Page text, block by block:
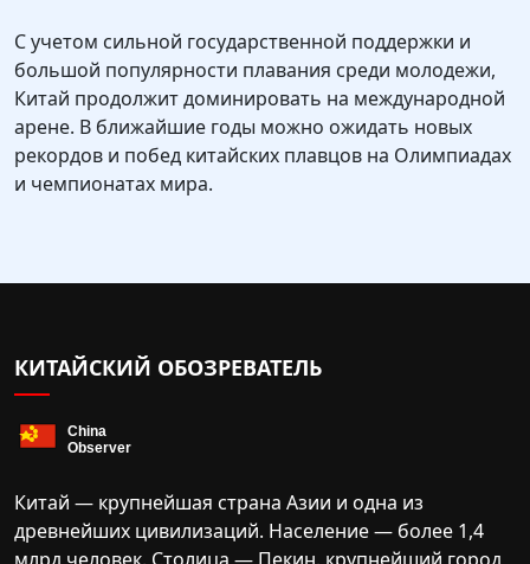
С учетом сильной государственной поддержки и
большой популярности плавания среди молодежи,
Китай продолжит доминировать на международной
арене. В ближайшие годы можно ожидать новых
рекордов и побед китайских плавцов на Олимпиадах
и чемпионатах мира.
КИТАЙСКИЙ ОБОЗРЕВАТЕЛЬ
Китай — крупнейшая страна Азии и одна из
древнейших цивилизаций. Население — более 1,4